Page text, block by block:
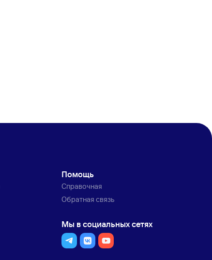
Помощь
Справочная
Обратная связь
Мы в социальных сетях